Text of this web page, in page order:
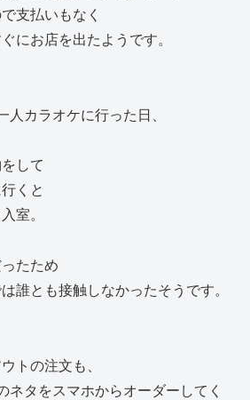
支払いもなく
にお店を出たようです。
カラオケに行った日、
して
くと
室。
たため
誰とも接触しなかったそうです。
トの注文も、
ネタをスマホからオーダーしてく